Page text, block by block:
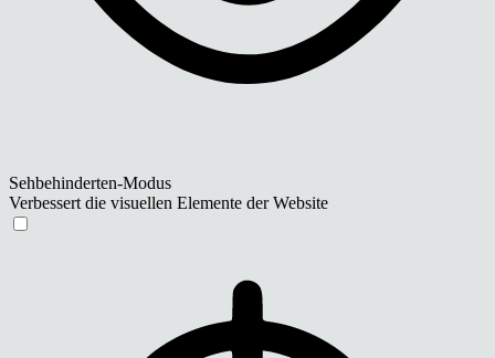
Sehbehinderten-Modus
Verbessert die visuellen Elemente der Website